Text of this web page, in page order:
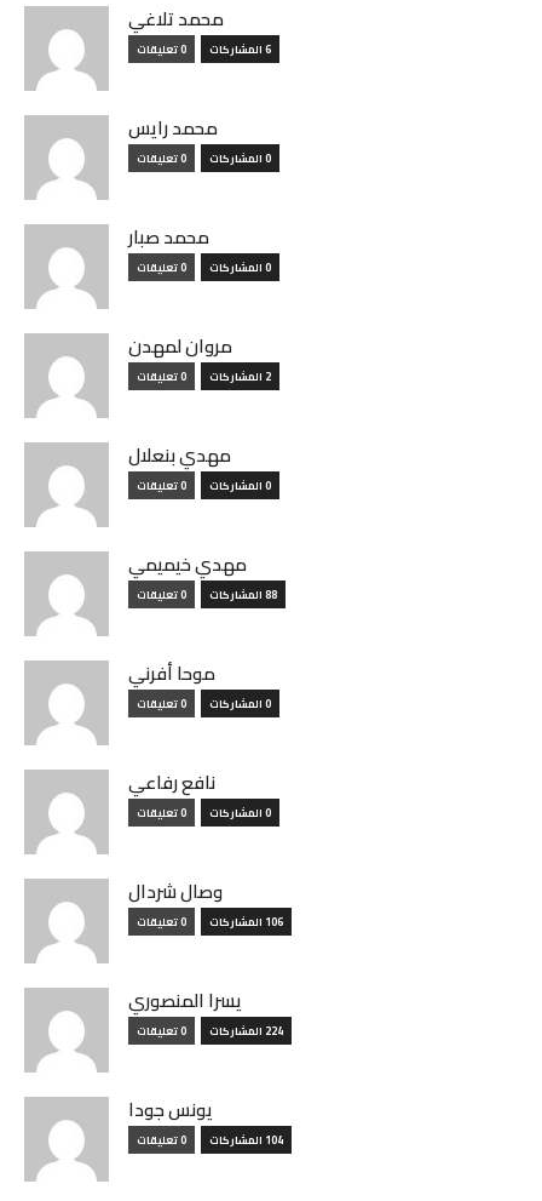
محمد تلاغي
6 المشاركات 0 تعليقات
محمد رايس
0 المشاركات 0 تعليقات
محمد صبار
0 المشاركات 0 تعليقات
مروان لمهدن
2 المشاركات 0 تعليقات
مهدي بنعلال
0 المشاركات 0 تعليقات
مهدي خيميمي
88 المشاركات 0 تعليقات
موحا أفرني
0 المشاركات 0 تعليقات
نافع رفاعي
0 المشاركات 0 تعليقات
وصال شردال
106 المشاركات 0 تعليقات
يسرا المنصوري
224 المشاركات 0 تعليقات
يونس جودا
104 المشاركات 0 تعليقات